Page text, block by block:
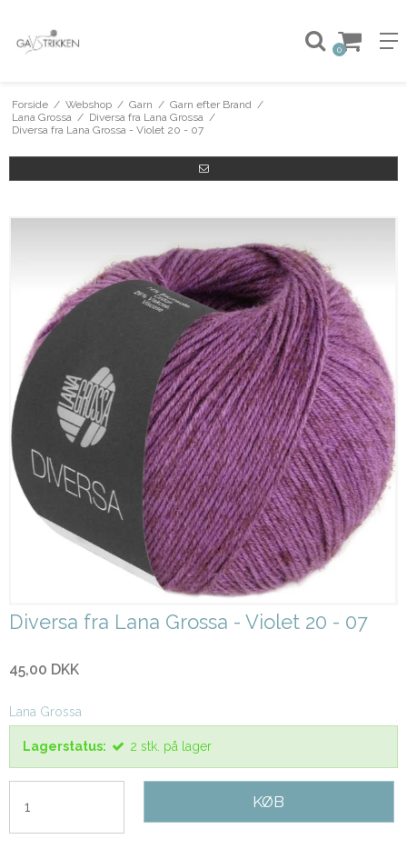
0
Forside / Webshop / Garn / Garn efter Brand /
Lana Grossa / Diversa fra Lana Grossa /
Diversa fra Lana Grossa - Violet 20 - 07
Diversa fra Lana Grossa - Violet 20 - 07
45,00 DKK
Lana Grossa
Lagerstatus: 2 stk. på lager
KØB